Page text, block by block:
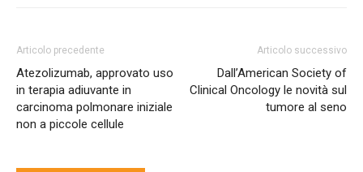
Articolo precedente
Atezolizumab, approvato uso
in terapia adiuvante in
carcinoma polmonare iniziale
non a piccole cellule
Articolo successivo
Dall’American Society of
Clinical Oncology le novità sul
tumore al seno